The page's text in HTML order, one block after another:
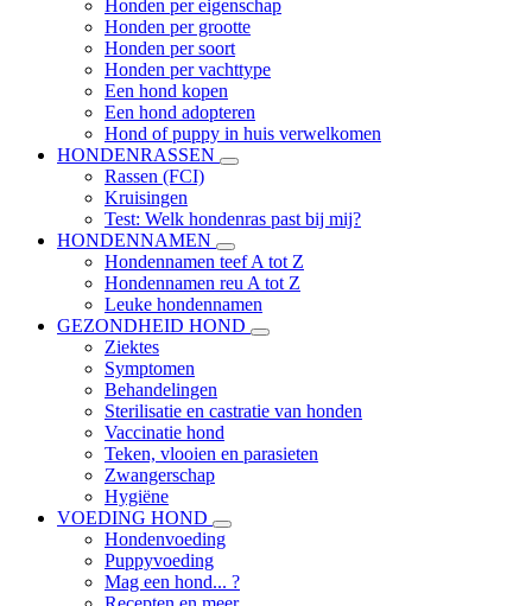
Honden per eigenschap
Honden per grootte
Honden per soort
Honden per vachttype
Een hond kopen
Een hond adopteren
Hond of puppy in huis verwelkomen
HONDENRASSEN
Rassen (FCI)
Kruisingen
Test: Welk hondenras past bij mij?
HONDENNAMEN
Hondennamen teef A tot Z
Hondennamen reu A tot Z
Leuke hondennamen
GEZONDHEID HOND
Ziektes
Symptomen
Behandelingen
Sterilisatie en castratie van honden
Vaccinatie hond
Teken, vlooien en parasieten
Zwangerschap
Hygiëne
VOEDING HOND
Hondenvoeding
Puppyvoeding
Mag een hond... ?